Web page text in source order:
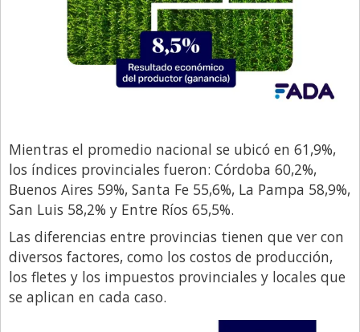
Mientras el promedio nacional se ubicó en 61,9%,
los índices provinciales fueron: Córdoba 60,2%,
Buenos Aires 59%, Santa Fe 55,6%, La Pampa 58,9%,
San Luis 58,2% y Entre Ríos 65,5%.
Las diferencias entre provincias tienen que ver con
diversos factores, como los costos de producción,
los fletes y los impuestos provinciales y locales que
se aplican en cada caso.